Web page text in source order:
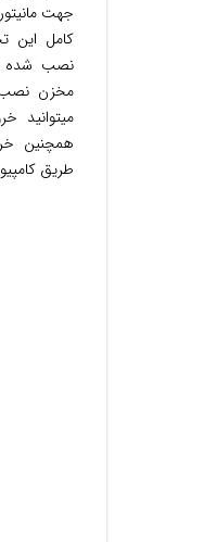
جهت
کامل این
نصب شده
مخزن نصب
میتوانید
طریق